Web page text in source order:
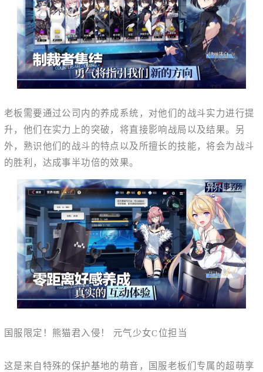
老板需要通过公司内的养成系统，对他们的战斗实力进行提
升，他们在实力上的突破，将直接影响战局以及结果。另
外，熟识他们的战斗的特点以及所擅长的技能，将会为战斗
的胜利，达成事半功倍的效果。
国服限定！熊猫君入侵！ 元气少女C位担当
这是来自特殊的保护基地的萌音，国服老板们专属的超萌享